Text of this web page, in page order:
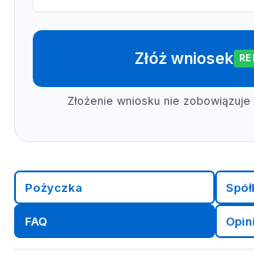
Złóż wniosek
Złożenie wniosku nie
Pożyczka
FAQ